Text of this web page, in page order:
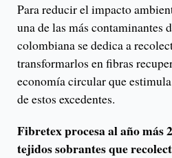
Para reducir el impacto
una de las más contaminantes
colombiana se dedica a
transformarlos en fibras
economía circular que
de estos excedentes.
Fibretex procesa al año más
tejidos sobrantes que